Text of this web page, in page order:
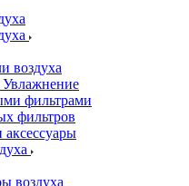
воздуха
фильтрами
фильтров
воздуха